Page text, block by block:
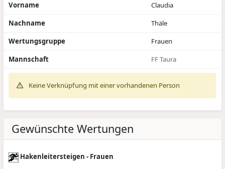
Vorname
Claudia
Nachname
Thäle
Wertungsgruppe
Frauen
Mannschaft
FF Taura
Keine Verknüpfung mit einer vorhandenen Person
Gewünschte Wertungen
Hakenleitersteigen - Frauen